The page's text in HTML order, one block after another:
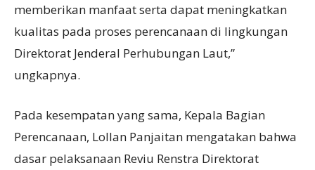
memberikan manfaat serta dapat meningkatkan
kualitas pada proses perencanaan di lingkungan
Direktorat Jenderal Perhubungan Laut,”
ungkapnya.
Pada kesempatan yang sama, Kepala Bagian
Perencanaan, Lollan Panjaitan mengatakan bahwa
dasar pelaksanaan Reviu Renstra Direktorat